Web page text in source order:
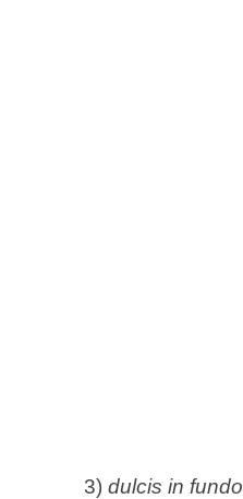
3) dulcis in fundo